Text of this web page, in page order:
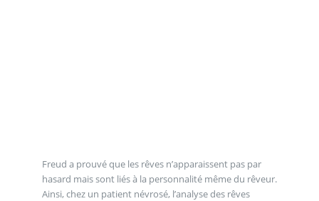
Freud a prouvé que les rêves n’apparaissent pas par
hasard mais sont liés à la personnalité même du rêveur.
Ainsi, chez un patient névrosé, l’analyse des rêves